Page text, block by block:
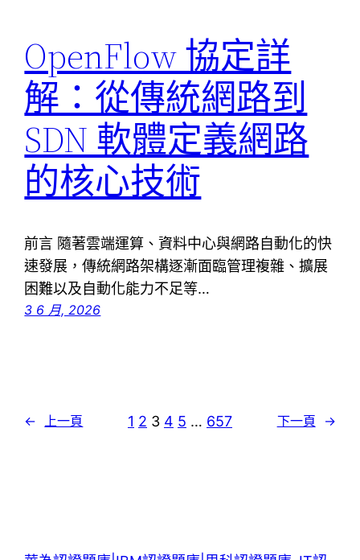
OpenFlow 協定詳
解：從傳統網路到
SDN 軟體定義網路
的核心技術
前言 隨著雲端運算、資料中心與網路自動化的快
速發展，傳統網路架構逐漸面臨管理複雜、擴展
困難以及自動化能力不足等…
3 6 月, 2026
← 上一頁 1 2 3 4 5 … 657 下一頁 →